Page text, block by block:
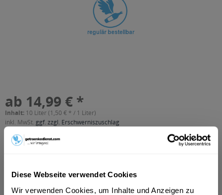
Diese Webseite verwendet Cookies
Wir verwenden Cookies, um Inhalte und Anzeigen zu
ab 14,99 € *
Inhalt: 10 Liter (1,50 € * / 1 Liter)
inkl. MwSt. ggf. zzgl. Erschwerniszuschlag
Vorrätig
MEHRWEG
In den Warenkorb